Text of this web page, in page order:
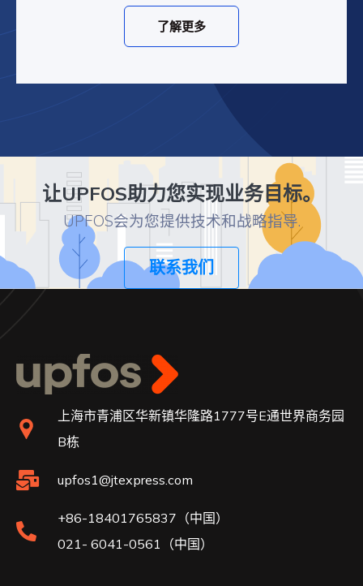
了解更多
让UPFOS助力您实现业务目标。
UPFOS会为您提供技术和战略指导.
联系我们
上海市青浦区华新镇华隆路1777号E通世界商务园
B栋
upfos1@jtexpress.com
+86-18401765837（中国）
021- 6041-0561（中国）